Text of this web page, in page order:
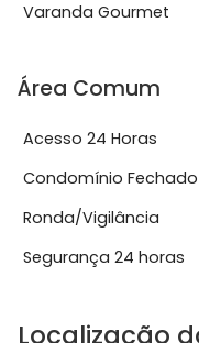
Varanda Gourmet
Área Comum
Acesso 24 Horas
Condomínio Fechado
Ronda/Vigilância
Segurança 24 horas
Localização